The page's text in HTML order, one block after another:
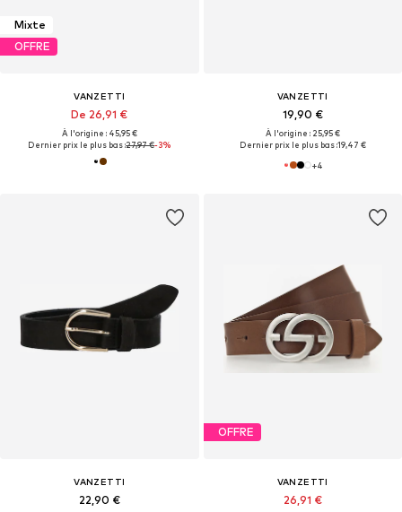
Mixte
OFFRE
VANZETTI
De 26,91 €
À l'origine : 45,95 €
Dernier prix le plus bas :27,97 €-3%
VANZETTI
19,90 €
À l'origine : 25,95 €
Dernier prix le plus bas :19,47 €
+4
VANZETTI
22,90 €
OFFRE
VANZETTI
26,91 €